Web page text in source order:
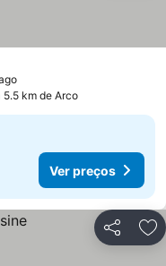
5.5 km de Arco
Ver preços
Partilhar